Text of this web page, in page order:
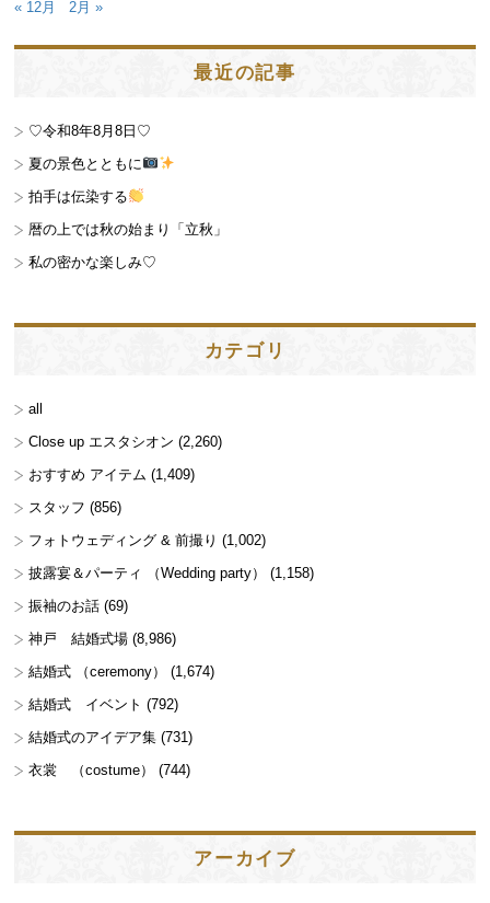
« 12月 2月 »
最近の記事
♡令和8年8月8日♡
夏の景色とともに
拍手は伝染する
暦の上では秋の始まり「立秋」
私の密かな楽しみ♡
カテゴリ
all
Close up エスタシオン (2,260)
おすすめ アイテム (1,409)
スタッフ (856)
フォトウェディング & 前撮り (1,002)
披露宴＆パーティ （Wedding party）
(1,158)
振袖のお話 (69)
神戸 結婚式場 (8,986)
結婚式 （ceremony）
(1,674)
結婚式 イベント (792)
結婚式のアイデア集 (731)
衣裳 （costume）
(744)
アーカイブ